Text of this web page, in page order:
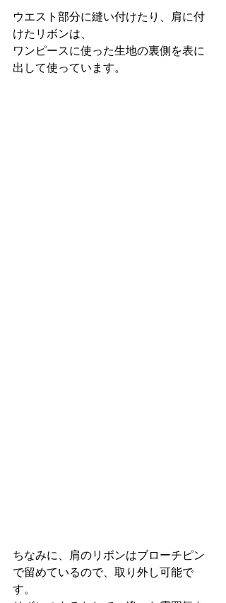
ウエスト部分に縫い付けたり、肩に付
けたリボンは、
ワンピースに使った生地の裏側を表に
出して使っています。
ちなみに、肩のリボンはブローチピン
で留めているので、取り外し可能で
す。